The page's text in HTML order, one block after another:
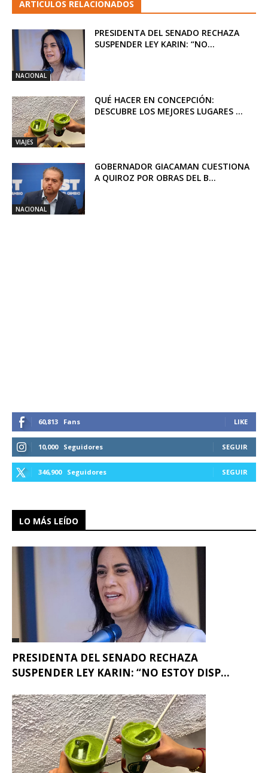
ARTICULOS RELACIONADOS
NACIONAL
PRESIDENTA DEL SENADO RECHAZA
SUSPENDER LEY KARIN: “NO...
VIAJES
QUÉ HACER EN CONCEPCIÓN:
DESCUBRE LOS MEJORES LUGARES ...
NACIONAL
GOBERNADOR GIACAMAN CUESTIONA
A QUIROZ POR OBRAS DEL B...
60,813 Fans LIKE
10,000 Seguidores SEGUIR
346,900 Seguidores SEGUIR
LO MÁS LEÍDO
PRESIDENTA DEL SENADO RECHAZA
SUSPENDER LEY KARIN: “NO ESTOY DISP...